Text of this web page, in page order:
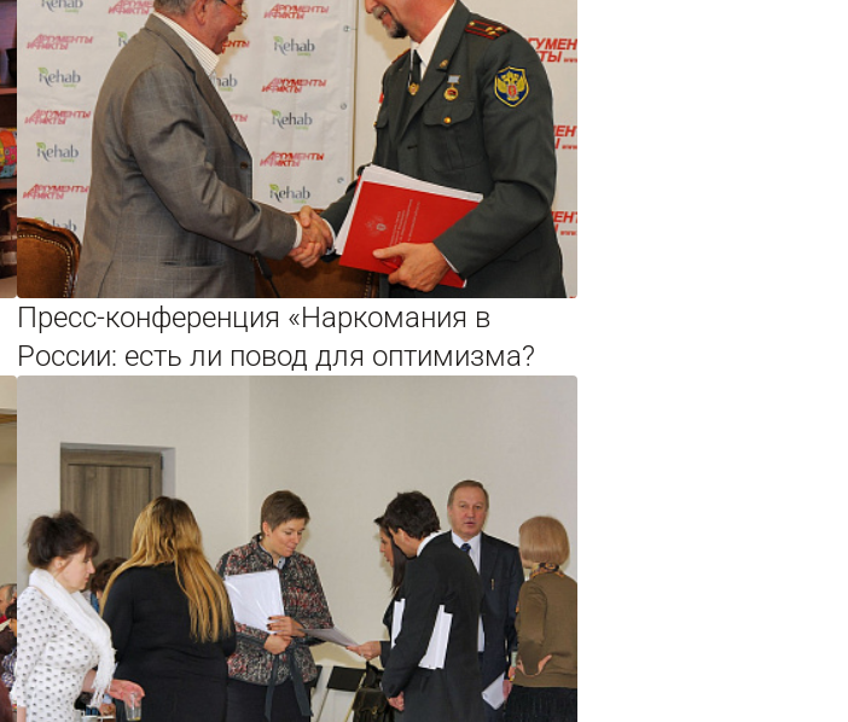
Пресс-конференция «Наркомания в
России: есть ли повод для оптимизма?